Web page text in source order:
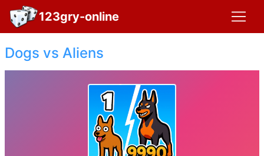
123gry-online
Dogs vs Aliens